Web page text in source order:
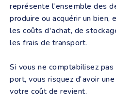
représente l'ensemble des
produire ou acquérir un bien,
les coûts d'achat, de
les frais de transport.
Si vous ne comptabilisez
port, vous risquez d'avoir
votre coût de revient.